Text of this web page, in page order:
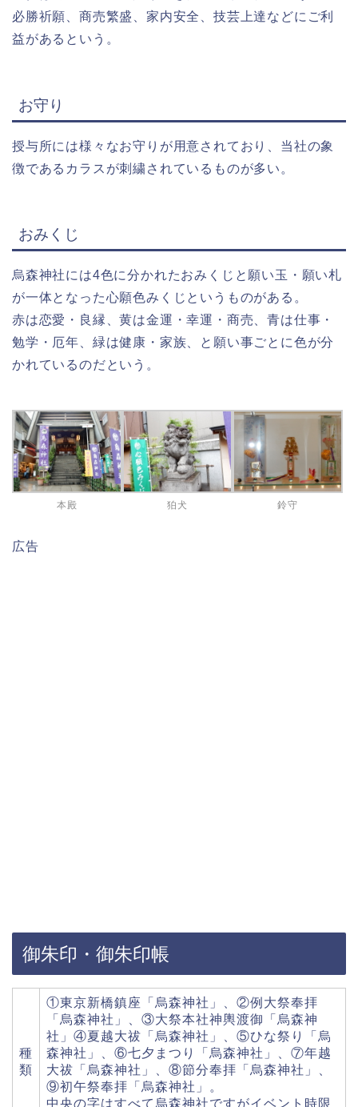
必勝祈願、商売繁盛、家内安全、技芸上達などにご利
益があるという。
お守り
授与所には様々なお守りが用意されており、当社の象
徴であるカラスが刺繍されているものが多い。
おみくじ
烏森神社には4色に分かれたおみくじと願い玉・願い札
が一体となった心願色みくじというものがある。
赤は恋愛・良縁、黄は金運・幸運・商売、青は仕事・
勉学・厄年、緑は健康・家族、と願い事ごとに色が分
かれているのだという。
本殿 狛犬 鈴守
広告
御朱印・御朱印帳
種
類
①東京新橋鎮座「烏森神社」、②例大祭奉拝
「烏森神社」、③大祭本社神輿渡御「烏森神
社」④夏越大祓「烏森神社」、⑤ひな祭り「烏
森神社」、⑥七夕まつり「烏森神社」、⑦年越
大祓「烏森神社」、⑧節分奉拝「烏森神社」、
⑨初午祭奉拝「烏森神社」。
中央の字はすべて烏森神社ですがイベント時限